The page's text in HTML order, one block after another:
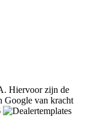
Hiervoor zijn de
Google van kracht